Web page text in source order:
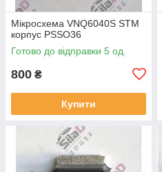
Мікросхема VNQ6040S STM
корпус PSSO36
Готово до відправки 5 од.
800 ₴
Купити